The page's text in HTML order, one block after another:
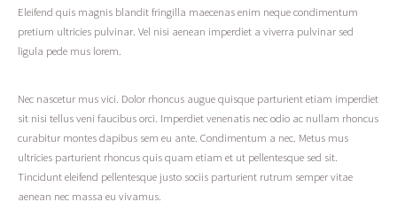
Eleifend quis magnis blandit fringilla maecenas enim neque condimentum
pretium ultricies pulvinar. Vel nisi aenean imperdiet a viverra pulvinar sed
ligula pede mus lorem.
Nec nascetur mus vici. Dolor rhoncus augue quisque parturient etiam imperdiet
sit nisi tellus veni faucibus orci. Imperdiet venenatis nec odio ac nullam rhoncus
curabitur montes dapibus sem eu ante. Condimentum a nec. Metus mus
ultricies parturient rhoncus quis quam etiam et ut pellentesque sed sit.
Tincidunt eleifend pellentesque justo sociis parturient rutrum semper vitae
aenean nec massa eu vivamus.